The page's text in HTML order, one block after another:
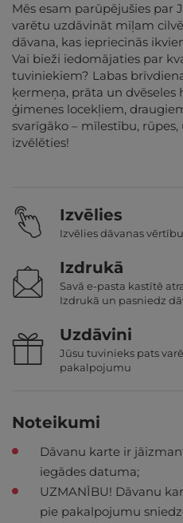
Mēs esam parūpējušies par
varētu uzdāvināt mīļam
dāvana, kas iepriecinās
Vai bieži iedomājaties par
tuviniekiem? Labas
ķermeņa, prāta un
ģimenes locekļiem,
svarīgāko – mīlestību,
izvēlēties!
Izvēlies
Izvēlies dāvanas
Izdrukā
Savā e-pasta kastītē
Izdrukā un pasniedz
Uzdāvini
Jūsu tuvinieks pats
pakalpojumu
Noteikumi
Dāvanu karte ir
iegādes datuma;
UZMANĪBU! Dāvanu
pie pakalpojumu